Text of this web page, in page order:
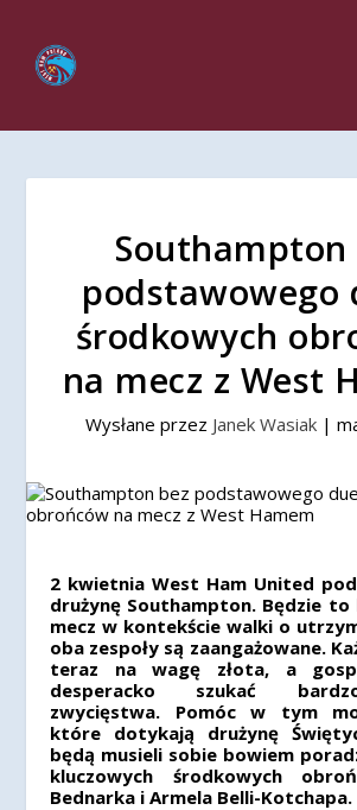
Southampton
podstawowego
środkowych
na mecz z West
Wysłane przez Janek Wasiak|
2 kwietnia West Ham United
drużynę Southampton. Będzie to
mecz w kontekście walki o
oba zespoły są zaangażowane.
teraz na wagę złota, a
desperacko szukać
zwycięstwa. Pomóc w tym
które dotykają drużynę
będą musieli sobie bowiem
kluczowych środkowych
Bednarka i Armela Belli-Kotchapa.